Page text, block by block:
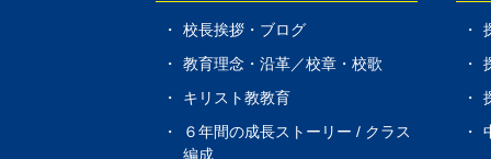
校長挨拶・ブログ
教育理念・沿革／校章・校歌
キリスト教教育
６年間の成長ストーリー / クラス
編成